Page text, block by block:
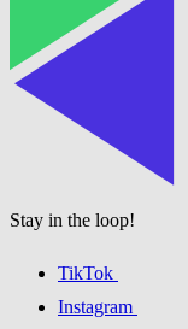
Stay in the loop!
TikTok
Instagram